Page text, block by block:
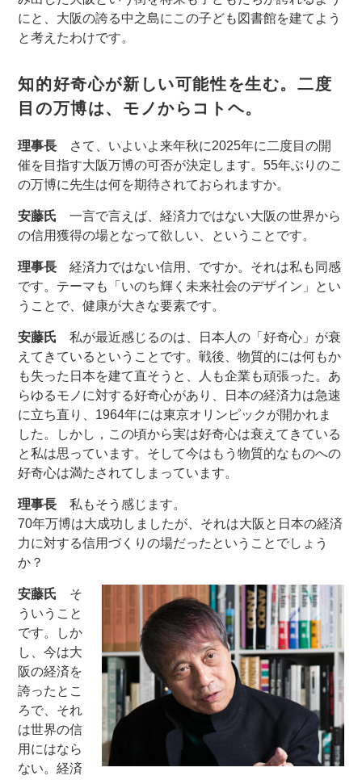
にと、大阪の誇る中之島にこの子ども図書館を建てよう
と考えたわけです。
知的好奇心が新しい可能性を生む。二度
目の万博は、モノからコトヘ。
理事長 さて、いよいよ来年秋に2025年に二度目の開
催を目指す大阪万博の可否が決定します。55年ぶりのこ
の万博に先生は何を期待されておられますか。
安藤氏 一言で言えば、経済力ではない大阪の世界から
の信用獲得の場となって欲しい、ということです。
理事長 経済力ではない信用、ですか。それは私も同感
です。テーマも「いのち輝く未来社会のデザイン」とい
うことで、健康が大きな要素です。
安藤氏 私が最近感じるのは、日本人の「好奇心」が衰
えてきているということです。戦後、物質的には何もか
も失った日本を建て直そうと、人も企業も頑張った。あ
らゆるモノに対する好奇心があり、日本の経済力は急速
に立ち直り、1964年には東京オリンピックが開かれま
した。しかし，この頃から実は好奇心は衰えてきている
と私は思っています。そして今はもう物質的なものへの
好奇心は満たされてしまっています。
理事長 私もそう感じます。
70年万博は大成功しましたが、それは大阪と日本の経済
力に対する信用づくりの場だったということでしょう
か？
安藤氏 そ
ういうこと
です。しか
し、今は大
阪の経済を
誇ったとこ
ろで、それ
は世界の信
用にはなら
ない。経済